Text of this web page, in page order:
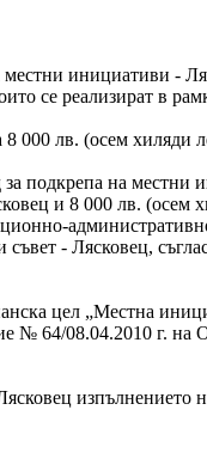
инициативи -
се реализират в
8 000 лв. (осем
подкрепа на местни
и 8 000 лв. (осем
- Лясковец,
цел „Местна
№ 64/08.04.2010 г.
изпълнението